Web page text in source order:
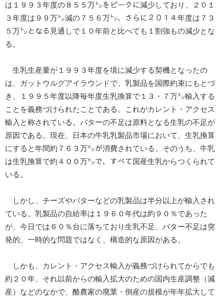
は１９９３年度の８５５万㌧をピークに減少しており、２０１
３年度は９９万㌧減の７５６万㌧、さらに２０１４年度は７３
５万㌧となる見通しで１０年前と比べても１割強もの減少とな
る。
生乳生産量が１９９３年度を境に減少する契機となったの
は、ガットウルグアイラウンドで、乳製品を国際約束にもとづ
き、１９９５年度以降毎年度生乳換算で１３・７万㌧輸入する
ことを義務づけられたことである。これがカレント・アクセス
輸入と称されている。バターの不足は原料となる生乳の不足が
原因である。現在、日本の牛乳乳製品市場において、生乳換算
にすると年間約７６３万㌧が消費されている。そのうち、牛乳
は生乳換算で約４００万㌧で、すべて国産生乳からつくられて
いる。
しかし、チーズやバターなどの乳製品は半分以上が輸入され
ている。乳製品の自給率は１９６０年代は約９０％であった
が、今日では６０％台に落ちており生乳不足、バター不足は突
発的、一時的な問題ではなく、構造的な原因がある。
しかも、カレント・アクセス輸入が義務づけられてからでも
約２０年、それ以前からの輸入拡大のための国内生産調整（減
産）などのなかで、酪農家の廃業・倒産の規模が年年拡大して